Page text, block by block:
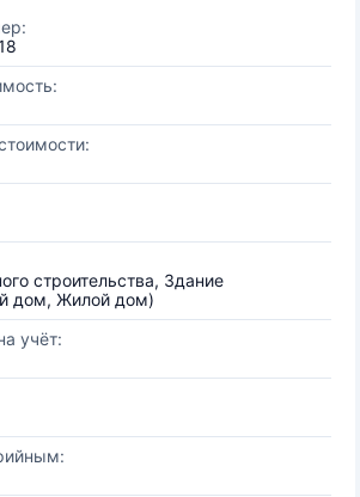
строительства, Здание
дом, Жилой дом)
учёт: